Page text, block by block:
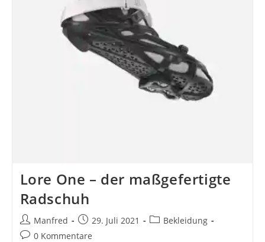
Lore One – der maßgefertigte
Radschuh
Beitrags-
Autor:
Manfred
Beitrag
veröffentlicht:
29. Juli 2021
Beitrags-
Bekleidung
Beitrags-
0 Kommentare